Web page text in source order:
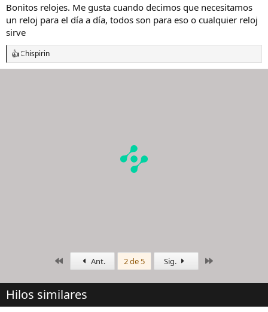
:
Bonitos relojes. Me gusta cuando decimos que necesitamos
un reloj para el día a día, todos son para eso o cualquier reloj
sirve
R
e
Chispirin
PrimeroAnt. 2 de 5 Sig.
Hilos similares